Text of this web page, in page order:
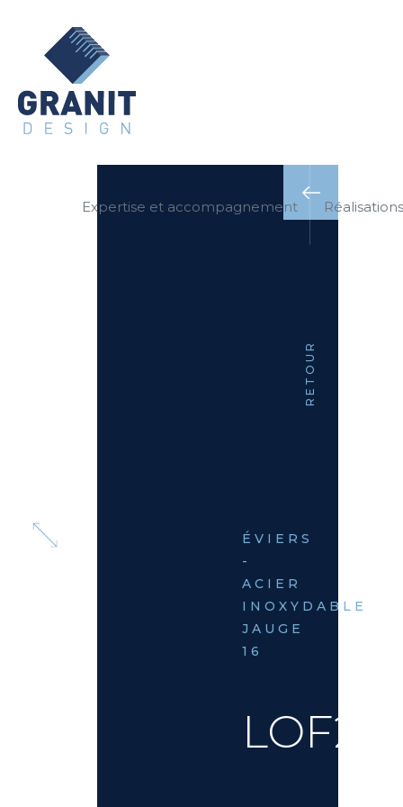
Expertise et accompagnement Réalisations
RETOUR
ÉVIERS
-
ACIER
INOXYDABLE
JAUGE
16
LOF250